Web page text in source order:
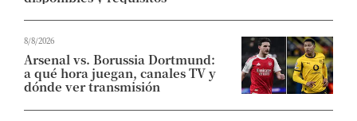
8/8/2026
Arsenal vs. Borussia Dortmund:
a qué hora juegan, canales TV y
dónde ver transmisión